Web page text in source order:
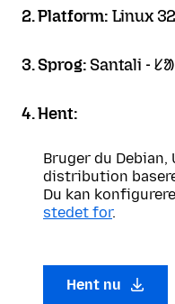
2. Platform: Linux
3. Sprog: Santali -
4. Hent:
Bruger du Debian,
distribution
Du kan
stedet for.
Hent nu